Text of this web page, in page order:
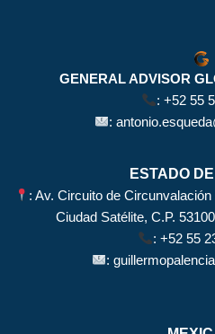
GENERAL ADVISOR
: +52 55
:
ESTADO
: Av. Circuito de
Ciudad Satélite, C.P.
: +52 55
: